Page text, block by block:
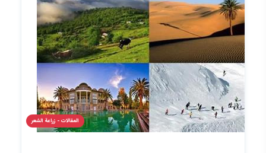
المقالات - زراعة الشعر